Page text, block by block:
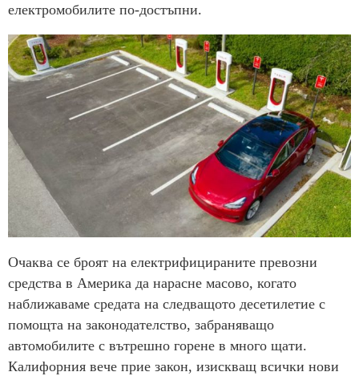
електромобилите по-достъпни.
Очаква се броят на електрифицираните превозни
средства в Америка да нарасне масово, когато
наближаваме средата на следващото десетилетие с
помощта на законодателство, забраняващо
автомобилите с вътрешно горене в много щати.
Калифорния вече прие закон, изискващ всички нови